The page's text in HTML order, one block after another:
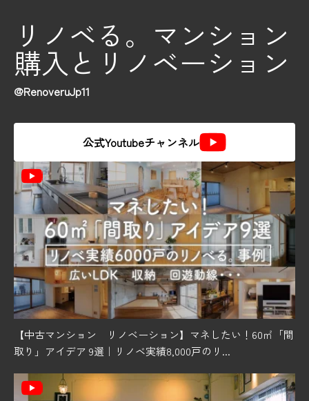
リノベる。マンション
購入とリノベーション
@RenoveruJp11
公式Youtubeチャンネル
【中古マンション リノベーション】マネしたい！60㎡「間
取り」アイデア 9選｜リノベ実績8,000戸のリ...